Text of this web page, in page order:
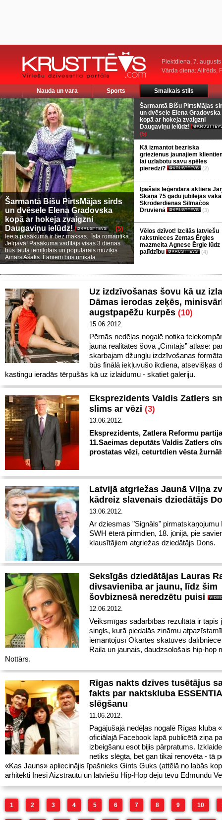
Piektdiena, 7. augusts
Vārda diena: Alfrēds,
Nauda un vara Sports Smalkais stils
Šarmantā Bišu PirtsMājas sirds
un dvēsele Elena Gradovska
kopā ar hokeja zvaigzni
Daugaviņu ielūdz!
(5)
Ieeja pasākumā ir bez maksas. Īsta romantika
Jelgavā! Pasākuma vadītājs visas 3 dienas
būs tautā iemīļotais un populārais mūziķis
Ainārs Ašaks. Faniem būs unikāla
Šarmantā Bišu PirtsMājas
un dvēsele Elena Gradovska
kopā ar hokeja zvaigzni
Daugaviņu ielūdz!
(5)
Kā izmantot bezriska
griezienus jaunajiem
lai uzlabotu savu spēles
pieredzi?
(2)
Īpašais leģendārā aktiera
Skaņa 75 gadu jubilejas
Skroderdienas Silmačos
Druvienā
(3)
Vēlos dzīvot! Izcilās latviešu
rakstnieces Zentas Ērgles
mazmeita Agnese Ērgle lūdz
palīdzību
(4)
Uz izdzīvošanas šovu kā uz
Dāmas ierodas zeķēs,
augstpapēžu kurpēs (10)
15.06.2012.
Pērnās nedēļas nogalē notika
jaunā realitātes šova „Cīnītājs” atlase:
skarbajam džungļu izdzīvošanas
būs finālā iekļuvušo ikdiena, atsevišķas
kastingu ieradās tērpušās kā uz izlaidumu - skatiet galeriju.
Eksprezidents Valdis Zatlers
slims ar vēzi (3)
13.06.2012.
Eksprezidents, Zatlera Reformu
11.Saeimas deputāts Valdis Zatlers
prostatas vēzi, ceturtdien vēsta
Latvijā atgriežas Jaunā Viļņa
kādreiz slavenais dziedātājs
13.06.2012.
Ar dziesmas "Signāls" pirmatskaņojumu
SWH ēterā pirmdien, 18. jūnijā, pie
klausītājiem atgriežas dziedātājs Dons.
Seksīgās dziedātājas Lauras
divsavienība ar jaunu, līdz šim
šovbiznesā neredzētu puisi
12.06.2012.
Veiksmīgas sadarbības rezultātā ir tapis
singls, kurā piedalās zināmu
iemantojusī Okartes skatuves
Raila un jaunais, daudzsološais hip-hop
Nottārs.
Rīgas nakts dzīves tusētājus
fakts par naktskluba
slēgšanu
11.06.2012.
Pagājušajā nedēļas nogalē Rīgas kluba
oficiālajā Facebook lapā publicētā ziņa
izbeigšanu esot bijis pārpratums.
netiks slēgta, bet gan tikai renovēta - tā
«Kas Jauns» apliecinājis īpašnieks Gints Guks (attēlā no labās
arhitekti Inesi Aizstrautu un latviešu Hip-Hop deju tēvu Edmundu
1 2 3 4 5 6 7 8 9 10